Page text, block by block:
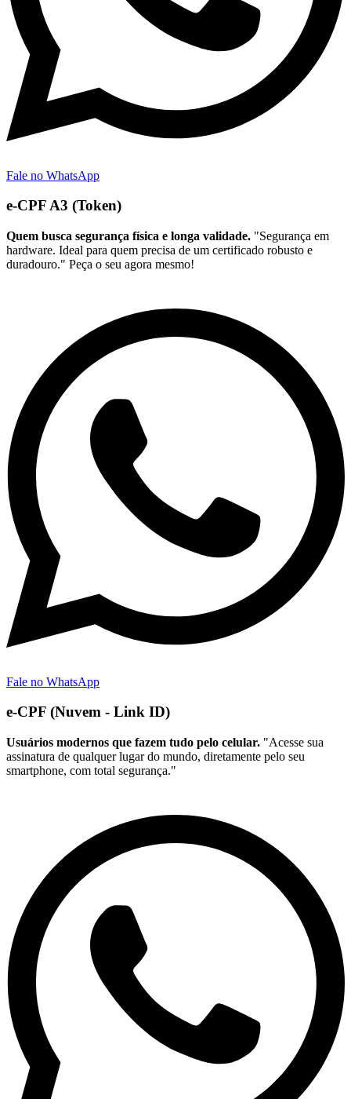
Fale no WhatsApp
e-CPF A3 (Token)
Quem busca segurança física e longa validade. "Segurança em
hardware. Ideal para quem precisa de um certificado robusto e
duradouro." Peça o seu agora mesmo!
Fale no WhatsApp
e-CPF (Nuvem - Link ID)
Usuários modernos que fazem tudo pelo celular. "Acesse sua
assinatura de qualquer lugar do mundo, diretamente pelo seu
smartphone, com total segurança."